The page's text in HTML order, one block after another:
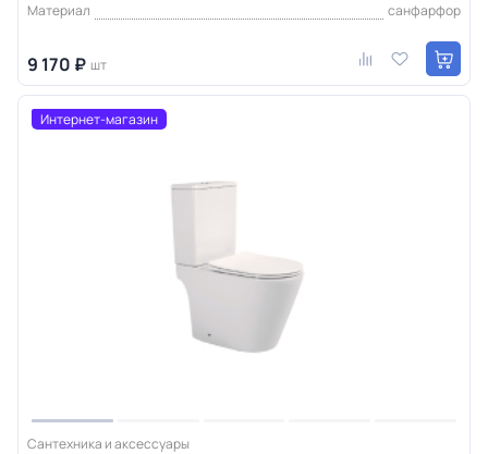
Материал
санфарфор
9 170 ₽ шт
Интернет-магазин
Сантехника и аксессуары